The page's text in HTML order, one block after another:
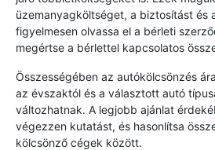
üzemanyagköltséget, a biztosítást és
figyelmesen olvassa el a bérleti
megértse a bérlettel kapcsolatos
Összességében az autókölcsönzés
az évszaktól és a választott autó
változhatnak. A legjobb ajánlat
végezzen kutatást, és hasonlítsa
kölcsönző cégek között.